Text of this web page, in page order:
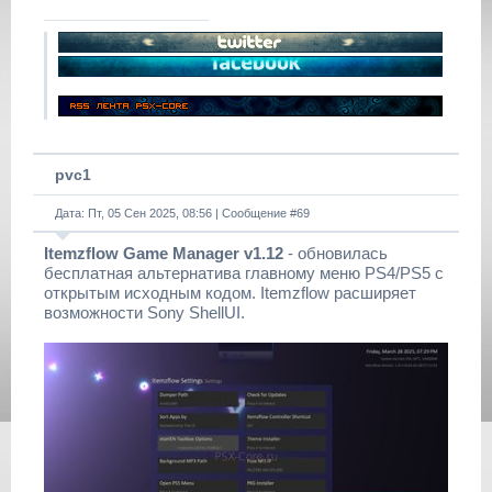
pvc1
Дата: Пт, 05 Сен 2025, 08:56 | Сообщение #69
Itemzflow Game Manager v1.12 - обновилась
бесплатная альтернатива главному меню PS4/PS5 с
открытым исходным кодом. Itemzflow расширяет
возможности Sony ShellUI.